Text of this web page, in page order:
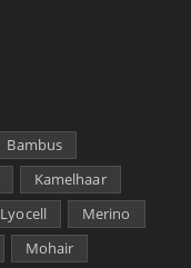
Bambus
Kamelhaar
Lyocell
Merino
Mohair